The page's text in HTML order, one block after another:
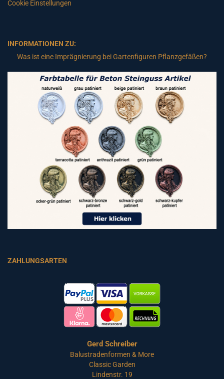
Cookie Einstellungen
INFORMATIONEN ZU:
Was ist eine Imprägnierung bei Gartenfiguren Pflanzgefäßen?
ZAHLUNGSARTEN
Gerd Schreiber
Balustradenformen & More
Classic Garden
Lindenstr. 19